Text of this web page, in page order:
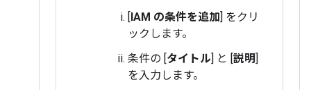
IAM の条件を追加 ] をクリ
ックします。
条件の [ タイトル ] と [ 説明
を入力します。